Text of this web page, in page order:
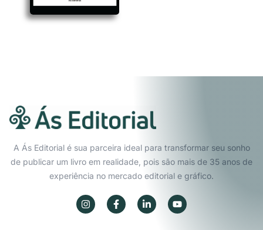
A Ás Editorial é sua parceira ideal para transformar seu sonho
de publicar um livro em realidade, pois são mais de 35 anos de
experiência no mercado editorial e gráfico.